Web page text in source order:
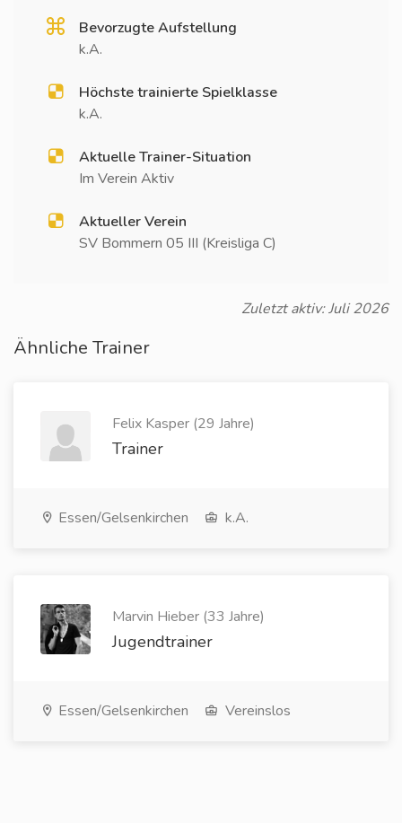
Bevorzugte Aufstellung
k.A.
Höchste trainierte Spielklasse
k.A.
Aktuelle Trainer-Situation
Im Verein Aktiv
Aktueller Verein
SV Bommern 05 III (Kreisliga C)
Zuletzt aktiv: Juli 2026
Ähnliche Trainer
Felix Kasper (29 Jahre)
Trainer
Essen/Gelsenkirchen k.A.
Marvin Hieber (33 Jahre)
Jugendtrainer
Essen/Gelsenkirchen Vereinslos